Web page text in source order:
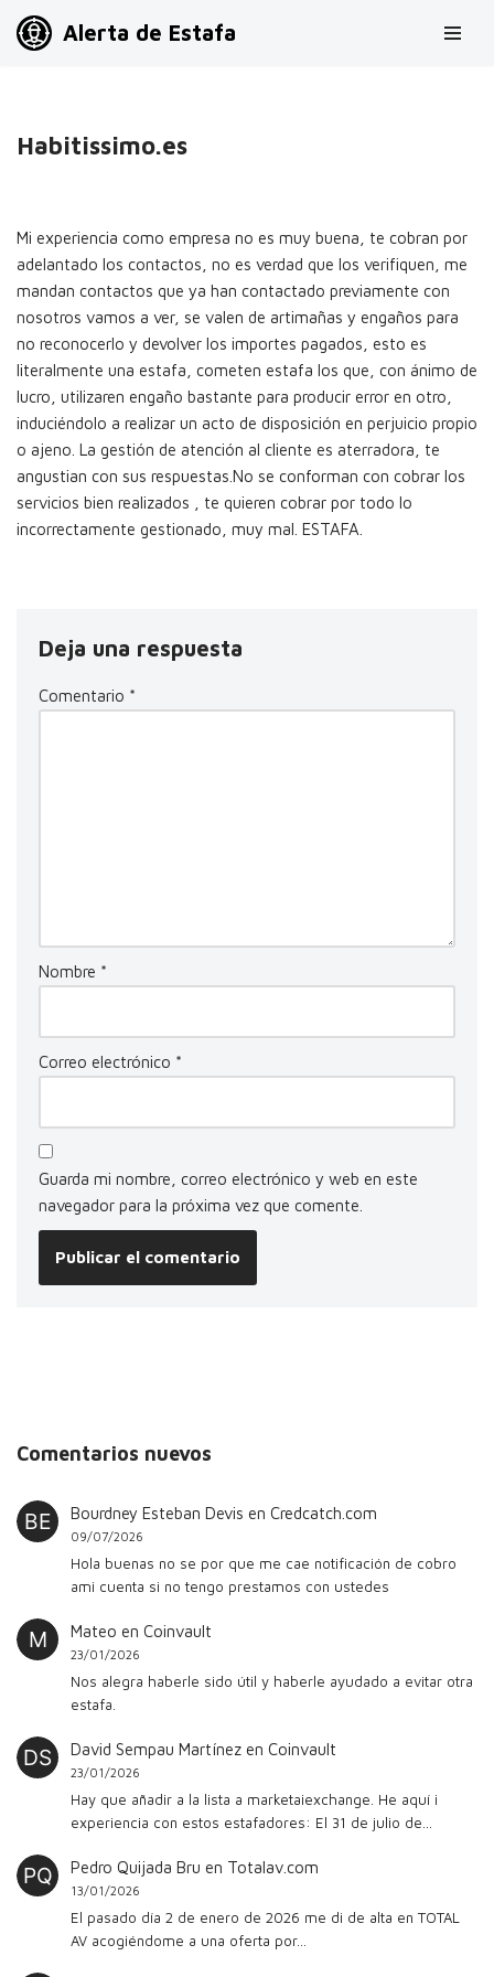
Alerta de Estafa
Habitissimo.es
Mi experiencia como empresa no es muy buena, te cobran por
adelantado los contactos, no es verdad que los verifiquen, me
mandan contactos que ya han contactado previamente con
nosotros vamos a ver, se valen de artimañas y engaños para
no reconocerlo y devolver los importes pagados, esto es
literalmente una estafa, cometen estafa los que, con ánimo de
lucro, utilizaren engaño bastante para producir error en otro,
induciéndolo a realizar un acto de disposición en perjuicio propio
o ajeno. La gestión de atención al cliente es aterradora, te
angustian con sus respuestas.No se conforman con cobrar los
servicios bien realizados , te quieren cobrar por todo lo
incorrectamente gestionado, muy mal. ESTAFA.
Deja una respuesta
Comentario *
Nombre *
Correo electrónico *
Guarda mi nombre, correo electrónico y web en este
navegador para la próxima vez que comente.
Comentarios nuevos
Bourdney Esteban Devis en Credcatch.com
09/07/2026
Hola buenas no se por que me cae notificación de cobro
ami cuenta si no tengo prestamos con ustedes
Mateo en Coinvault
23/01/2026
Nos alegra haberle sido útil y haberle ayudado a evitar otra
estafa.
David Sempau Martínezen Coinvault
23/01/2026
Hay que añadir a la lista a marketaiexchange. He aquí i
experiencia con estos estafadores: El 31 de julio de…
Pedro Quijada Bru en Totalav.com
13/01/2026
El pasado día 2 de enero de 2026 me di de alta en TOTAL
AV acogiéndome a una oferta por…